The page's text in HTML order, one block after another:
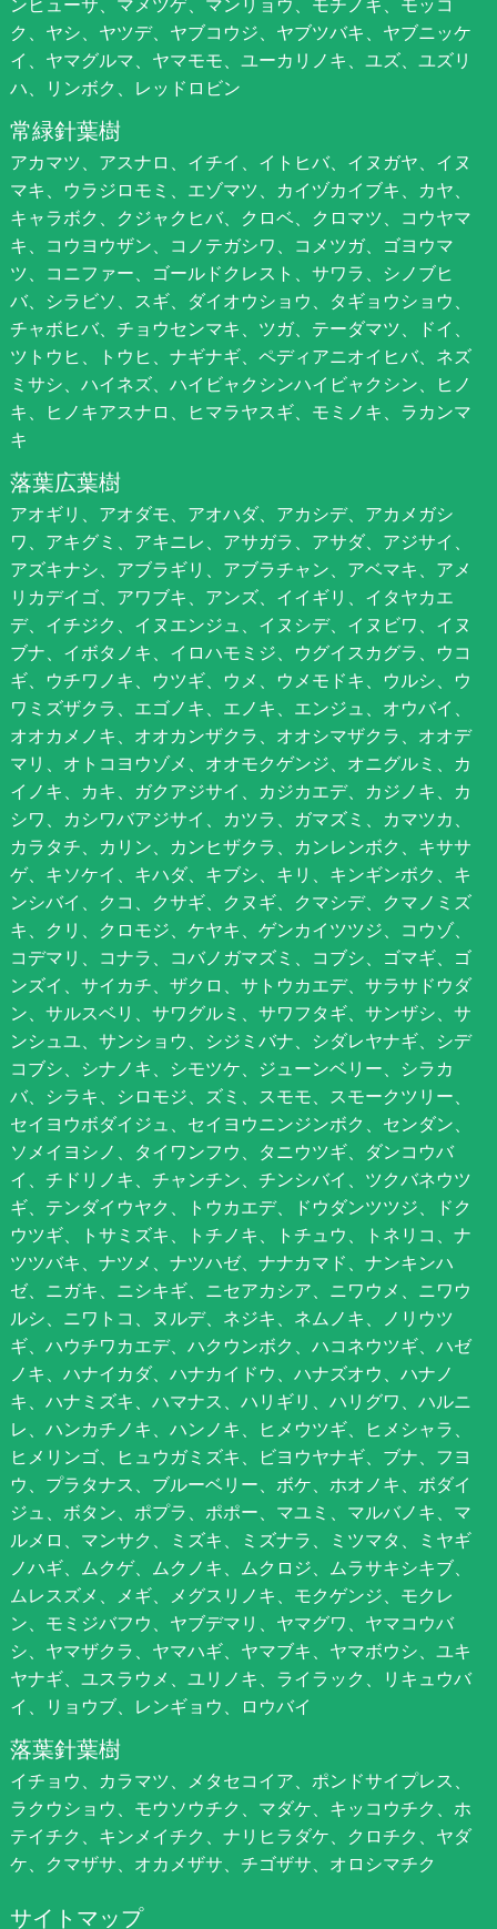
ク、ヤシ、ヤツデ、ヤブコウジ、ヤブツバキ、ヤブニッケ
イ、ヤマグルマ、ヤマモモ、ユーカリノキ、ユズ、ユズリ
ハ、リンボク、レッドロビン
常緑針葉樹
アカマツ、アスナロ、イチイ、イトヒバ、イヌガヤ、イヌ
マキ、ウラジロモミ、エゾマツ、カイヅカイブキ、カヤ、
キャラボク、クジャクヒバ、クロベ、クロマツ、コウヤマ
キ、コウヨウザン、コノテガシワ、コメツガ、ゴヨウマ
ツ、コニファー、ゴールドクレスト、サワラ、シノブヒ
バ、シラビソ、スギ、ダイオウショウ、タギョウショウ、
チャボヒバ、チョウセンマキ、ツガ、テーダマツ、ドイ、
ツトウヒ、トウヒ、ナギナギ、ペディアニオイヒバ、ネズ
ミサシ、ハイネズ、ハイビャクシンハイビャクシン、ヒノ
キ、ヒノキアスナロ、ヒマラヤスギ、モミノキ、ラカンマ
キ
落葉広葉樹
アオギリ、アオダモ、アオハダ、アカシデ、アカメガシ
ワ、アキグミ、アキニレ、アサガラ、アサダ、アジサイ、
アズキナシ、アブラギリ、アブラチャン、アベマキ、アメ
リカデイゴ、アワブキ、アンズ、イイギリ、イタヤカエ
デ、イチジク、イヌエンジュ、イヌシデ、イヌビワ、イヌ
ブナ、イボタノキ、イロハモミジ、ウグイスカグラ、ウコ
ギ、ウチワノキ、ウツギ、ウメ、ウメモドキ、ウルシ、ウ
ワミズザクラ、エゴノキ、エノキ、エンジュ、オウバイ、
オオカメノキ、オオカンザクラ、オオシマザクラ、オオデ
マリ、オトコヨウゾメ、オオモクゲンジ、オニグルミ、カ
イノキ、カキ、ガクアジサイ、カジカエデ、カジノキ、カ
シワ、カシワバアジサイ、カツラ、ガマズミ、カマツカ、
カラタチ、カリン、カンヒザクラ、カンレンボク、キササ
ゲ、キソケイ、キハダ、キブシ、キリ、キンギンボク、キ
ンシバイ、クコ、クサギ、クヌギ、クマシデ、クマノミズ
キ、クリ、クロモジ、ケヤキ、ゲンカイツツジ、コウゾ、
コデマリ、コナラ、コバノガマズミ、コブシ、ゴマギ、ゴ
ンズイ、サイカチ、ザクロ、サトウカエデ、サラサドウダ
ン、サルスベリ、サワグルミ、サワフタギ、サンザシ、サ
ンシュユ、サンショウ、シジミバナ、シダレヤナギ、シデ
コブシ、シナノキ、シモツケ、ジューンベリー、シラカ
バ、シラキ、シロモジ、ズミ、スモモ、スモークツリー、
セイヨウボダイジュ、セイヨウニンジンボク、センダン、
ソメイヨシノ、タイワンフウ、タニウツギ、ダンコウバ
イ、チドリノキ、チャンチン、チンシバイ、ツクバネウツ
ギ、テンダイウヤク、トウカエデ、ドウダンツツジ、ドク
ウツギ、トサミズキ、トチノキ、トチュウ、トネリコ、ナ
ツツバキ、ナツメ、ナツハゼ、ナナカマド、ナンキンハ
ゼ、ニガキ、ニシキギ、ニセアカシア、ニワウメ、ニワウ
ルシ、ニワトコ、ヌルデ、ネジキ、ネムノキ、ノリウツ
ギ、ハウチワカエデ、ハクウンボク、ハコネウツギ、ハゼ
ノキ、ハナイカダ、ハナカイドウ、ハナズオウ、ハナノ
キ、ハナミズキ、ハマナス、ハリギリ、ハリグワ、ハルニ
レ、ハンカチノキ、ハンノキ、ヒメウツギ、ヒメシャラ、
ヒメリンゴ、ヒュウガミズキ、ビヨウヤナギ、ブナ、フヨ
ウ、プラタナス、ブルーベリー、ボケ、ホオノキ、ボダイ
ジュ、ボタン、ポプラ、ポポー、マユミ、マルバノキ、マ
ルメロ、マンサク、ミズキ、ミズナラ、ミツマタ、ミヤギ
ノハギ、ムクゲ、ムクノキ、ムクロジ、ムラサキシキブ、
ムレスズメ、メギ、メグスリノキ、モクゲンジ、モクレ
ン、モミジバフウ、ヤブデマリ、ヤマグワ、ヤマコウバ
シ、ヤマザクラ、ヤマハギ、ヤマブキ、ヤマボウシ、ユキ
ヤナギ、ユスラウメ、ユリノキ、ライラック、リキュウバ
イ、リョウブ、レンギョウ、ロウバイ
落葉針葉樹
イチョウ、カラマツ、メタセコイア、ポンドサイプレス、
ラクウショウ、モウソウチク、マダケ、キッコウチク、ホ
テイチク、キンメイチク、ナリヒラダケ、クロチク、ヤダ
ケ、クマザサ、オカメザサ、チゴザサ、オロシマチク
サイトマップ